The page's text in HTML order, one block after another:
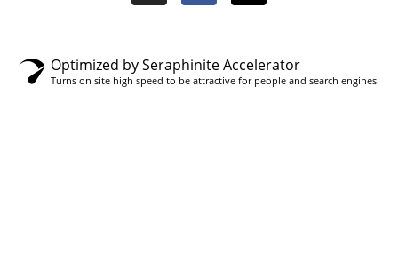
Optimized by Seraphinite Accelerator
Turns on site high speed to be attractive for people and search engines.